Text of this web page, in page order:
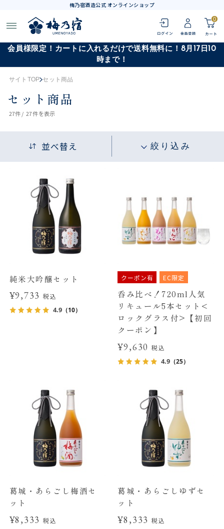
梅乃宿酒造公式 オンラインショップ
0
会員様限定！カートに入れるだけで送料無料に！8月17日10
時まで！
サイトTOP セット商品
セット商品
27件 / 27件を表示
並べ替え 絞り込み
純米大吟醸セット
¥9,733税込
4.9（10）
クーポン有 EC限定
呑み比べ！720ml人気
リキュール5本セット<
ロックグラス付>【初回
クーポン】
¥9,630 税込
4.9 （25）
葛城・あらごし梅酒セ
ット
¥8,333税込
葛城・あらごしゆずセ
ット
¥8,333 税込